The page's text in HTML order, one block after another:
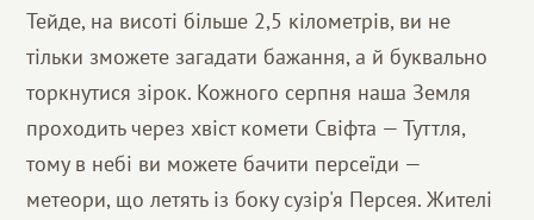
Тейде, на висоті більше 2,5 кілометрів, ви не
тільки зможете загадати бажання, а й буквально
торкнутися зірок. Кожного серпня наша Земля
проходить через хвіст комети Свіфта — Туттля,
тому в небі ви можете бачити персеїди —
метеори, що летять із боку сузір'я Персея. Жителі